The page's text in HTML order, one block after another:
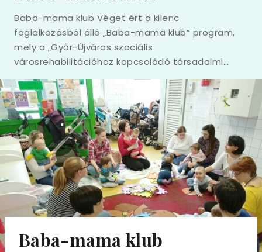
Baba-mama klub Véget ért a kilenc
foglalkozásból álló „Baba-mama klub” program,
mely a „Győr-Újváros szociális
városrehabilitációhoz kapcsolódó társadalmi…
Baba-mama klub